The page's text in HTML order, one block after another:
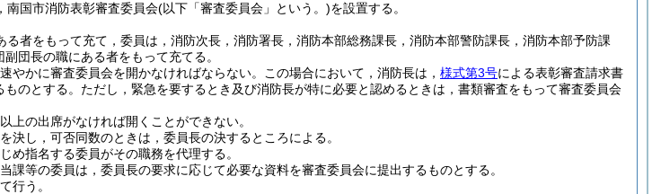
南国市消防表彰審査委員会(以下「審査委員会」という。)を設置する。
者をもって充て，委員は，消防次長，消防署長，消防本部総務課長，消防本部警防課長，消防本部予防課
団長の職にある者をもって充てる。
やかに審査委員会を開かなければならない。 この場合において，消防長は， 様式第3号による表彰審査請求書
のとする。 ただし，緊急を要するとき及び消防長が特に必要と認めるときは，書類審査をもって審査委員会
上の出席がなければ開くことができない。
決し，可否同数のときは，委員長の決するところによる。
め指名する委員がその職務を代理する。
課等の委員は，委員長の要求に応じて必要な資料を審査委員会に提出するものとする。
行う。